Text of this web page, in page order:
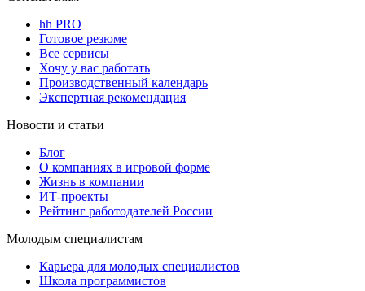
hh PRO
Готовое резюме
Все сервисы
Хочу у вас работать
Производственный календарь
Экспертная рекомендация
Новости и статьи
Блог
О компаниях в игровой форме
Жизнь в компании
ИТ-проекты
Рейтинг работодателей России
Молодым специалистам
Карьера для молодых специалистов
Школа программистов